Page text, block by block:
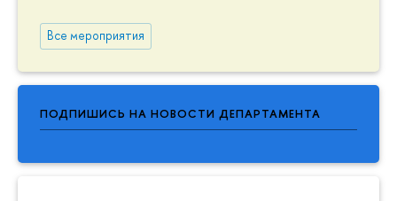
Все мероприятия
ПОДПИШИСЬ НА НОВОСТИ ДЕПАРТАМЕНТА